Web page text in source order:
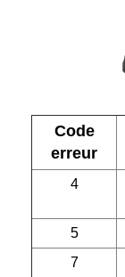
Code
erreur
4
5
7